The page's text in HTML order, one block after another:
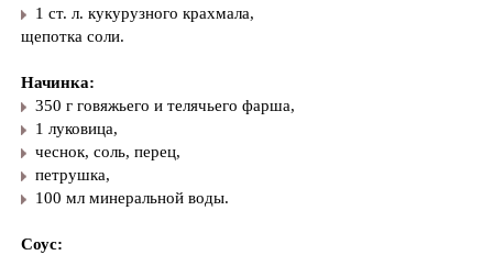
1 ст. л. кукурузного крахмала,
щепотка соли.
Начинка:
350 г говяжьего и телячьего фарша,
1 луковица,
чеснок, соль, перец,
петрушка,
100 мл минеральной воды.
Соус: